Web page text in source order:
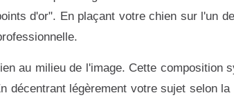
d'or". En plaçant votre chien sur l'un
au milieu de l'image. Cette composition
décentrant légèrement votre sujet selon